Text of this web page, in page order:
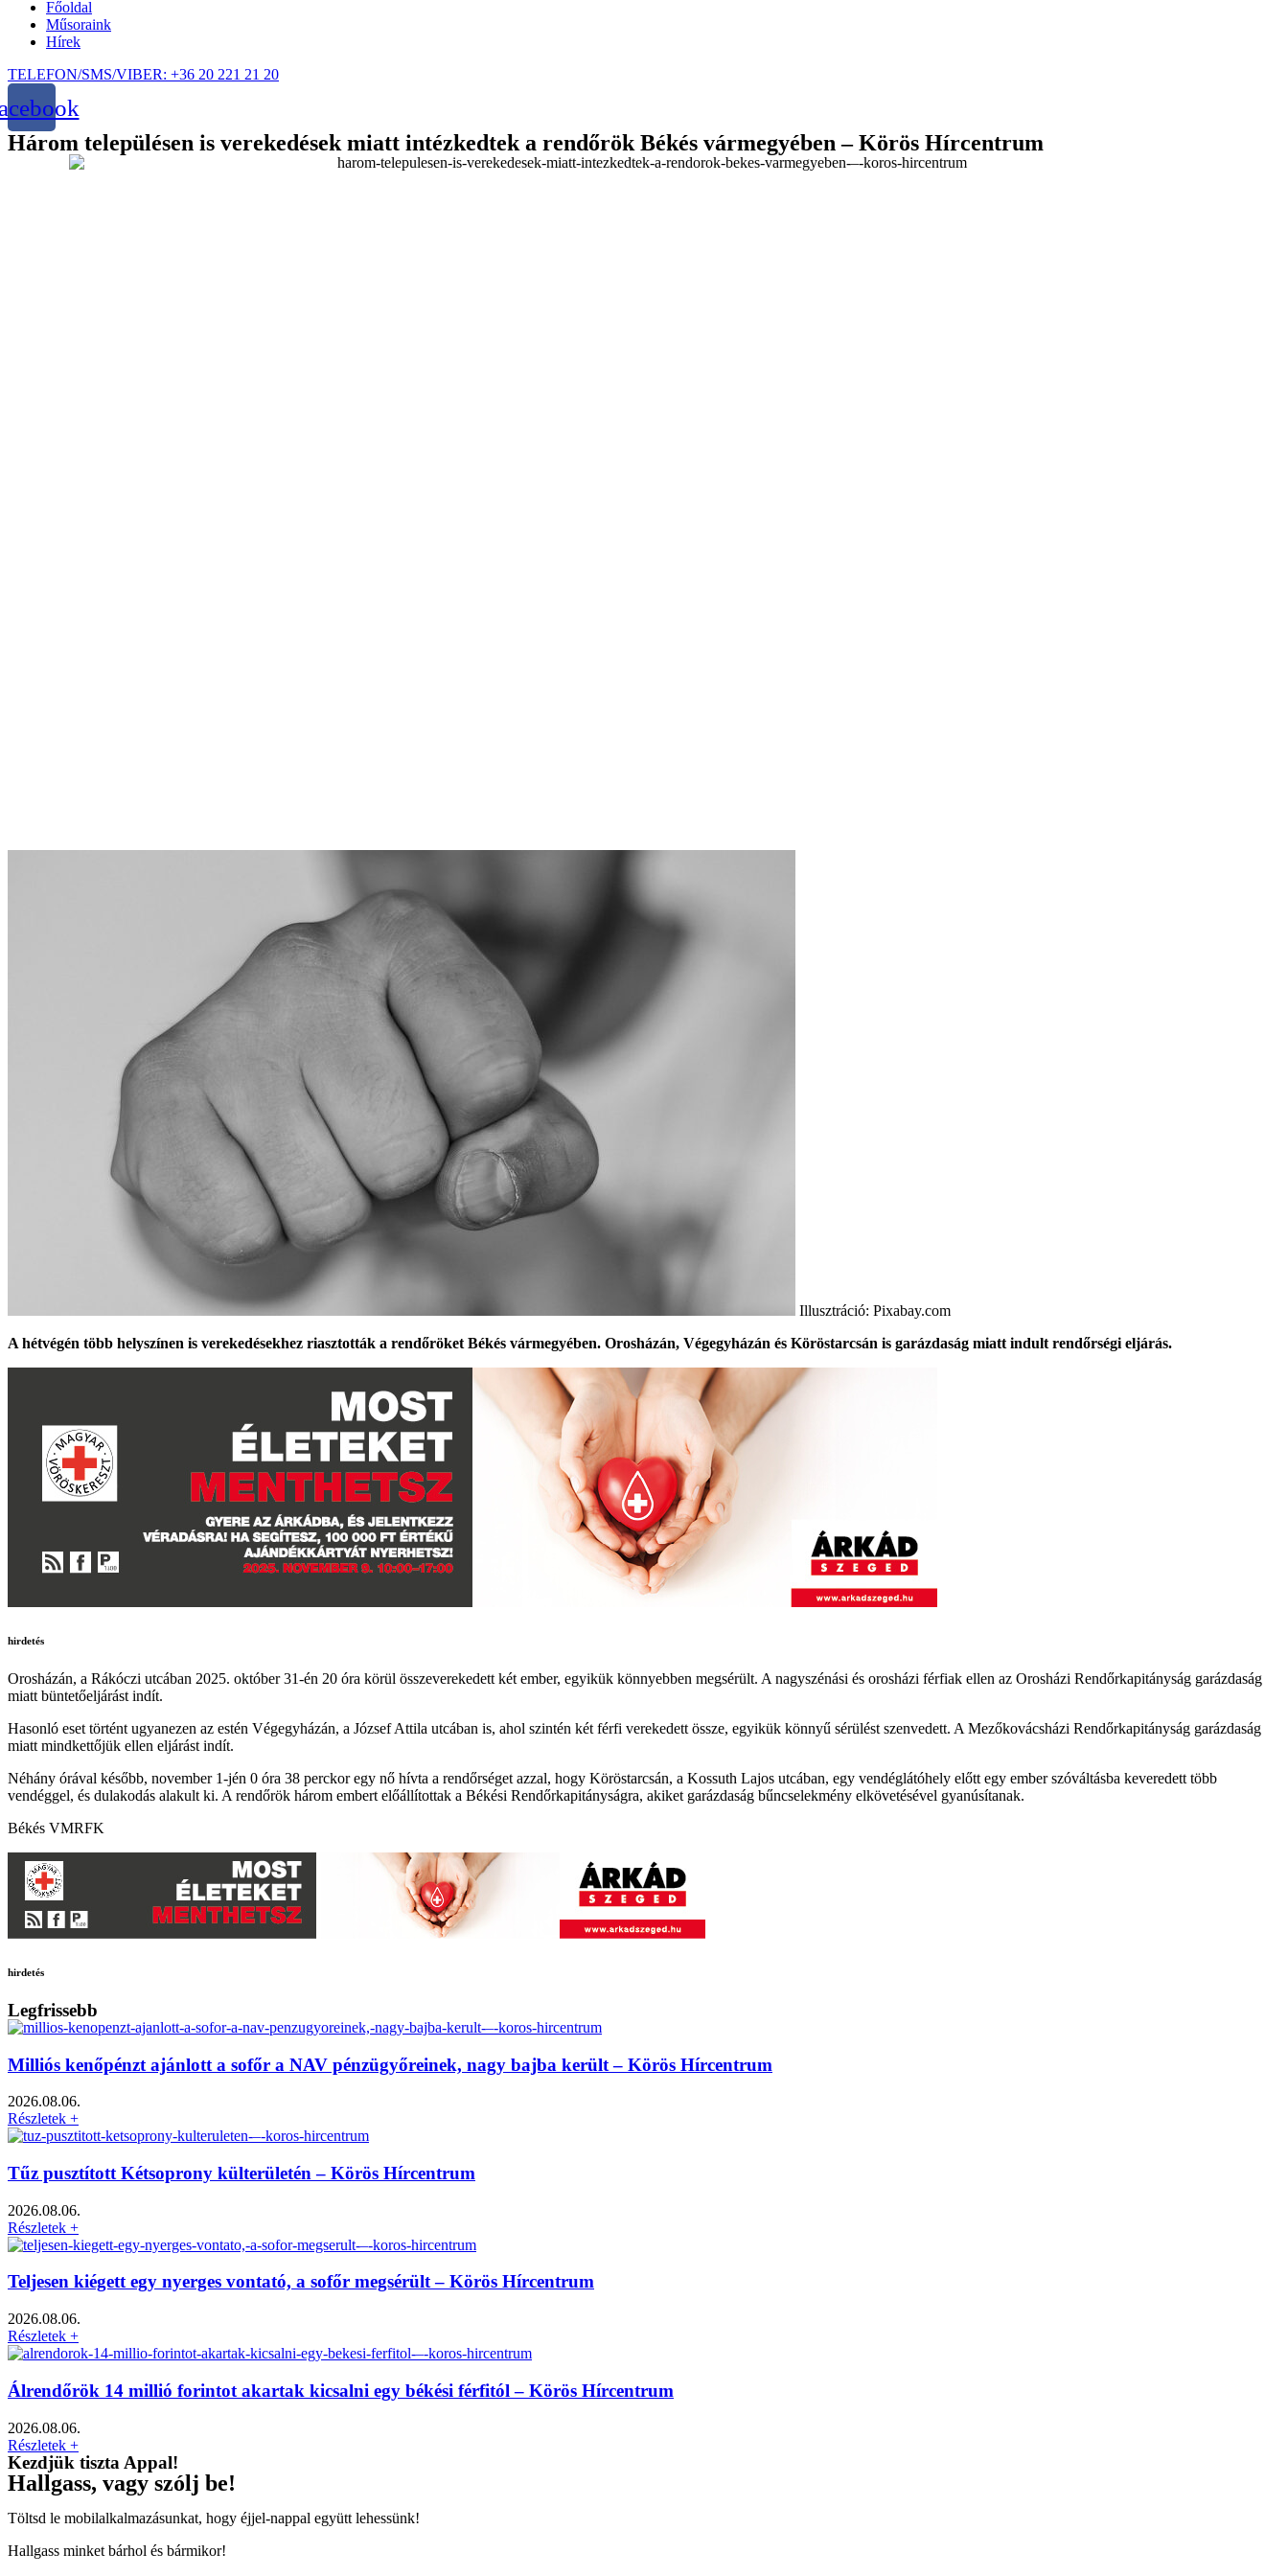
Főoldal
Műsoraink
Hírek
TELEFON/SMS/VIBER: +36 20 221 21 20
Három településen is verekedések miatt intézkedtek a rendőrök Békés vármegyében – Körös Hírcentrum
Illusztráció: Pixabay.com
A hétvégén több helyszínen is verekedésekhez riasztották a rendőröket Békés vármegyében. Orosházán, Végegyházán és Köröstarcsán is garázdaság miatt indult rendőrségi eljárás.
hirdetés
Orosházán, a Rákóczi utcában 2025. október 31-én 20 óra körül összeverekedett két ember, egyikük könnyebben megsérült. A nagyszénási és orosházi férfiak ellen az Orosházi Rendőrkapitányság garázdaság
miatt büntetőeljárást indít.
Hasonló eset történt ugyanezen az estén Végegyházán, a József Attila utcában is, ahol szintén két férfi verekedett össze, egyikük könnyű sérülést szenvedett. A Mezőkovácsházi Rendőrkapitányság garázdaság
miatt mindkettőjük ellen eljárást indít.
Néhány órával később, november 1-jén 0 óra 38 perckor egy nő hívta a rendőrséget azzal, hogy Köröstarcsán, a Kossuth Lajos utcában, egy vendéglátóhely előtt egy ember szóváltásba keveredett több
vendéggel, és dulakodás alakult ki. A rendőrök három embert előállítottak a Békési Rendőrkapitányságra, akiket garázdaság bűncselekmény elkövetésével gyanúsítanak.
Békés VMRFK
hirdetés
Legfrissebb
Milliós kenőpénzt ajánlott a sofőr a NAV pénzügyőreinek, nagy bajba került – Körös Hírcentrum
2026.08.06.
Részletek +
Tűz pusztított Kétsoprony külterületén – Körös Hírcentrum
2026.08.06.
Részletek +
Teljesen kiégett egy nyerges vontató, a sofőr megsérült – Körös Hírcentrum
2026.08.06.
Részletek +
Álrendőrök 14 millió forintot akartak kicsalni egy békési férfitól – Körös Hírcentrum
2026.08.06.
Részletek +
Kezdjük tiszta Appal!
Hallgass, vagy szólj be!
Töltsd le mobilalkalmazásunkat, hogy éjjel-nappal együtt lehessünk!
Hallgass minket bárhol és bármikor!